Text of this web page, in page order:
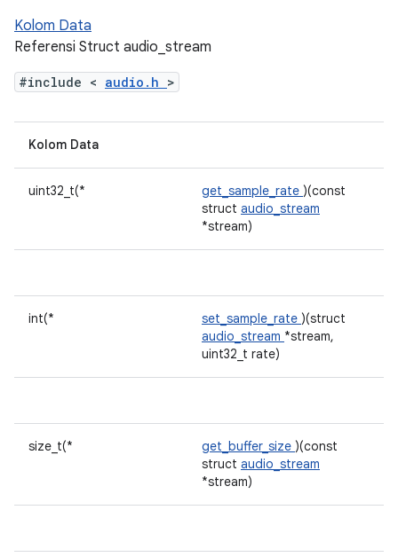
Kolom Data
Referensi Struct audio_stream
#include < audio.h >
Kolom Data
uint32_t(* get_sample_rate )(const
struct audio_stream
*stream)
int(* set_sample_rate )(struct
audio_stream *stream,
uint32_t rate)
size_t(* get_buffer_size )(const
struct audio_stream
*stream)